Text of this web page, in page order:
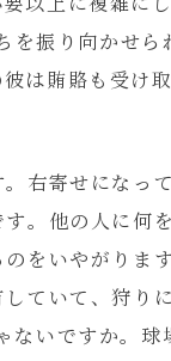
以上に複雑に
を振り向かせら
は賄賂も受け
。右寄せになっ
。他の人に何
をいやがりま
ていて、狩り
ないですか。球